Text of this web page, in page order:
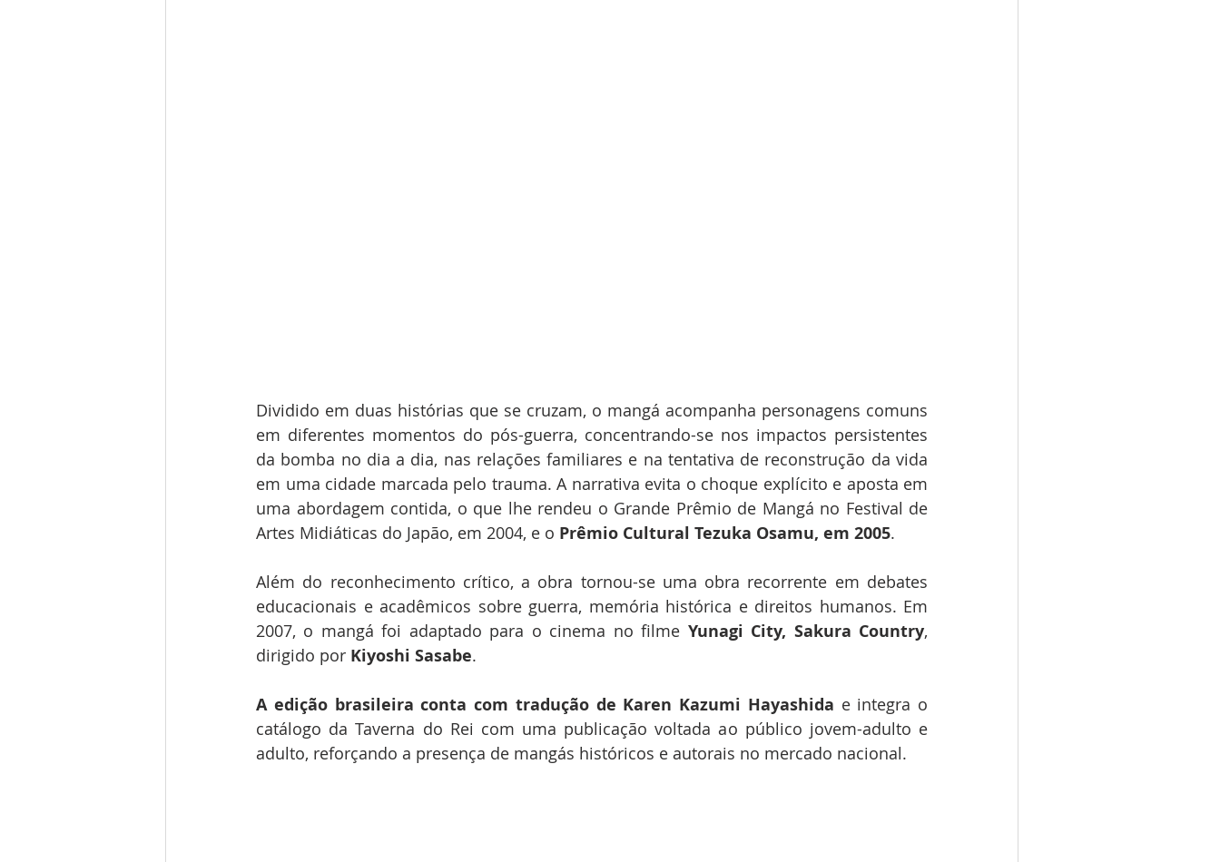
Dividido em duas histórias que se cruzam, o mangá acompanha personagens comuns
em diferentes momentos do pós-guerra, concentrando-se nos impactos persistentes
da bomba no dia a dia, nas relações familiares e na tentativa de reconstrução da vida
em uma cidade marcada pelo trauma. A narrativa evita o choque explícito e aposta em
uma abordagem contida, o que lhe rendeu o Grande Prêmio de Mangá no Festival de
Artes Midiáticas do Japão, em 2004, e o Prêmio Cultural Tezuka Osamu, em 2005.
Além do reconhecimento crítico, a obra tornou-se uma obra recorrente em debates
educacionais e acadêmicos sobre guerra, memória histórica e direitos humanos. Em
2007, o mangá foi adaptado para o cinema no filme Yunagi City, Sakura Country,
dirigido por Kiyoshi Sasabe.
A edição brasileira conta com tradução de Karen Kazumi Hayashida e integra o
catálogo da Taverna do Rei com uma publicação voltada ao público jovem-adulto e
adulto, reforçando a presença de mangás históricos e autorais no mercado nacional.